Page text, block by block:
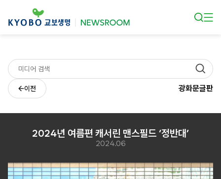
이전 광화문글판
2024년 여름편 캐서린 맨스필드 ‘정반대’
2024.06